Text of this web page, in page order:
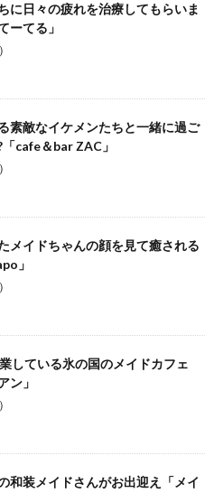
に日々の疲れを治療してもらいま
ーてる」
素敵なイケメンたちと一緒に過ご
cafe＆bar ZAC」
メイドちゃんの顔を見て癒される
」
している氷の国のメイドカフェ
ン」
和装メイドさんがお出迎え「メイ